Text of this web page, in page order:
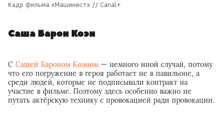
Кадр фильма «Машинист» // Canal+
Саша Барон Коэн
С Сашей Бароном Коэном — немного иной случай, потому
что его погружение в героя работает не в павильоне, а
среди людей, которые не подписывали контракт на
участие в фильме. Поэтому здесь особенно важно не
путать актёрскую технику с провокацией ради провокации.